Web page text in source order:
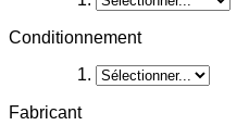
Conditionnement
Fabricant